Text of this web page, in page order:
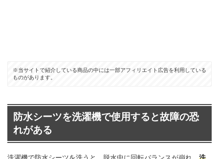
※当サイトで紹介している商品の中には一部アフィリエイト広告を利用している
ものがあります。
防水シーツを洗濯機で使用すると故障の恐
れがある